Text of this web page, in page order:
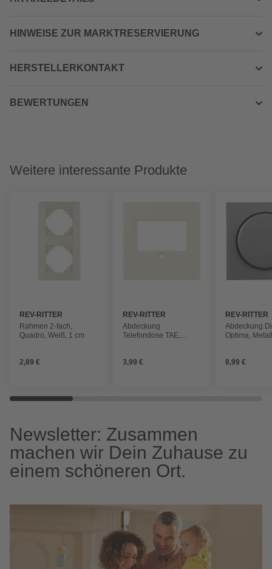
HINWEISE ZUR MARKTRESERVIERUNG
HERSTELLERKONTAKT
BEWERTUNGEN
Weitere interessante Produkte
REV-RITTER
Rahmen 2-fach,
Quadro, Weiß, 1 cm
2,89 €
REV-RITTER
Abdeckung
Telefondose TAE,
3,99 €
REV-RITTER
Abdeckung
Optima,
8,99 €
Newsletter: Zusammen
machen wir Dein Zuhause zu
einem schöneren Ort.